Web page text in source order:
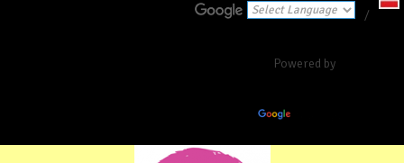
Powered by
/